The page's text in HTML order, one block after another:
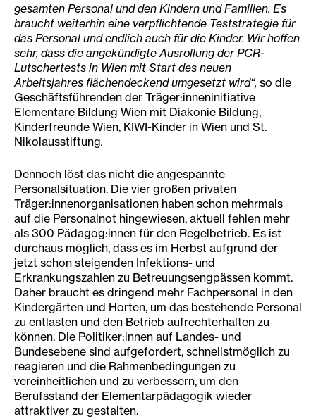
gesamten Personal und den Kindern und Familien. Es
braucht weiterhin eine verpflichtende Teststrategie für
das Personal und endlich auch für die Kinder. Wir hoffen
sehr, dass die angekündigte Ausrollung der PCR-
Lutschertests in Wien mit Start des neuen
Arbeitsjahres flächendeckend umgesetzt wird“, so die
Geschäftsführenden der Träger:inneninitiative
Elementare Bildung Wien mit Diakonie Bildung,
Kinderfreunde Wien, KIWI-Kinder in Wien und St.
Nikolausstiftung.
Dennoch löst das nicht die angespannte
Personalsituation. Die vier großen privaten
Träger:innenorganisationen haben schon mehrmals
auf die Personalnot hingewiesen, aktuell fehlen mehr
als 300 Pädagog:innen für den Regelbetrieb. Es ist
durchaus möglich, dass es im Herbst aufgrund der
jetzt schon steigenden Infektions- und
Erkrankungszahlen zu Betreuungsengpässen kommt.
Daher braucht es dringend mehr Fachpersonal in den
Kindergärten und Horten, um das bestehende Personal
zu entlasten und den Betrieb aufrechterhalten zu
können. Die Politiker:innen auf Landes- und
Bundesebene sind aufgefordert, schnellstmöglich zu
reagieren und die Rahmenbedingungen zu
vereinheitlichen und zu verbessern, um den
Berufsstand der Elementarpädagogik wieder
attraktiver zu gestalten.